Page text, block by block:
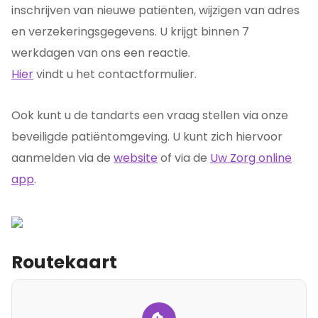
inschrijven van nieuwe patiënten, wijzigen van adres
en verzekeringsgegevens. U krijgt binnen 7
werkdagen van ons een reactie.
Hiervindt u het contactformulier.
Ook kunt u de tandarts een vraag stellen via onze
beveiligde patiëntomgeving. U kunt zich hiervoor
aanmelden via de website of via de Uw Zorg online
app.
Routekaart